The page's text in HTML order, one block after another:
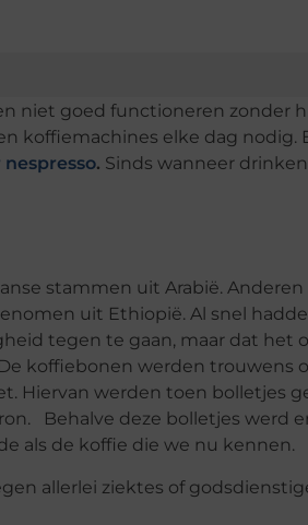
niet goed functioneren zonder
koffiemachines elke dag nodig.
. Sinds wanneer
stammen uit Arabië. Anderen
uit Ethiopië. Al snel
tegen te gaan, maar dat het
koffiebonen werden trouwens
Hiervan werden toen bolletjes
Behalve deze bolletjes werd
als de koffie die we nu kennen.
allerlei ziektes of